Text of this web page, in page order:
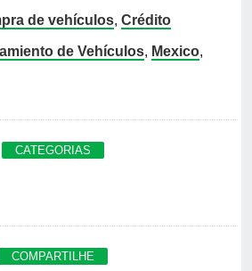
de vehículos, Crédito
de Vehículos, Mexico,
CATEGORIAS
COMPARTILHE